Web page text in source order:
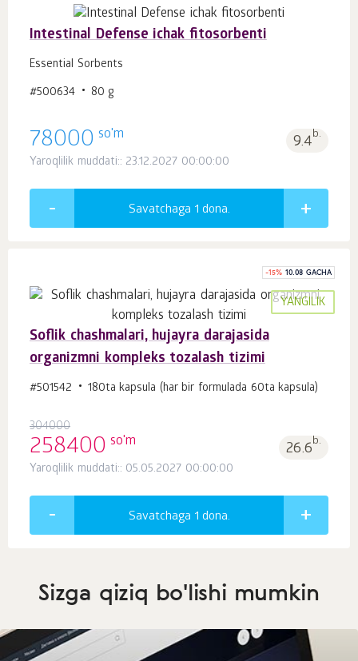
Intestinal Defense ichak fitosorbenti
Essential Sorbents
#500634 80 g
78000 so'm 9.4b.
Yaroqlilik muddati:: 23.12.2027 00:00:00
Savatchaga 1 dona.
-15% 10.08 GACHA
YANGILIK
Soflik chashmalari, hujayra darajasida
organizmni kompleks tozalash tizimi
#501542 180ta kapsula (har bir formulada 60ta kapsula)
304000
258400 so'm 26.6b.
Yaroqlilik muddati:: 05.05.2027 00:00:00
Savatchaga 1 dona.
Sizga qiziq bo'lishi mumkin